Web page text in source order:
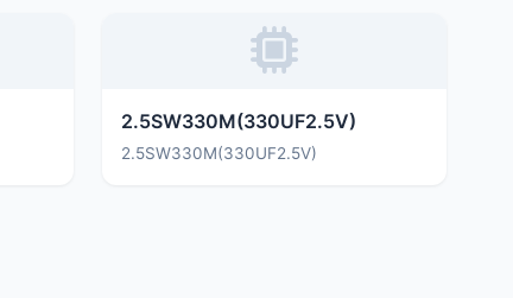
2.5SW330M(330UF2.5V)
2.5SW330M(330UF2.5V)